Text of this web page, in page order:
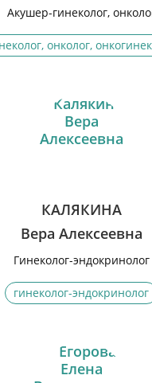
Акушер-гинеколог,
онколог,
КАЛЯКИНА
Вера Алексеевна
Гинеколог-эндокринолог
гинеколог-эндокринолог